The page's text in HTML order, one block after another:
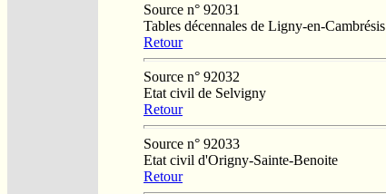
Source n° 92031
Tables décennales de Ligny-en-Cambrésis
Retour
Source n° 92032
Etat civil de Selvigny
Retour
Source n° 92033
Etat civil d'Origny-Sainte-Benoite
Retour